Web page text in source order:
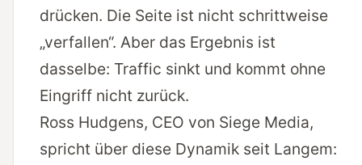
drücken. Die Seite ist nicht schrittweise
„verfallen“. Aber das Ergebnis ist
dasselbe: Traffic sinkt und kommt ohne
Eingriff nicht zurück.
Ross Hudgens, CEO von Siege Media,
spricht über diese Dynamik seit Langem: